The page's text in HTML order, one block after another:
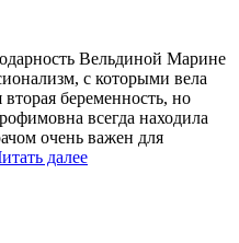
Вельдиной Марине
с которыми вела
беременность, но
всегда находила
очень важен для
далее